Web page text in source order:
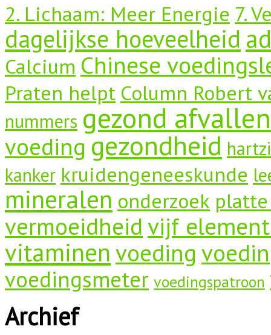
2. Lichaam: Meer Energie 7.
dagelijkse hoeveelheid
Calcium Chinese
Praten helpt Column Robert
nummers gezond afvallen
voeding gezondheid
kanker kruidengeneeskunde
mineralen onderzoek
vermoeidheidvijf
vitaminenvoeding
voedingsmeter voedingspatroon
Archief